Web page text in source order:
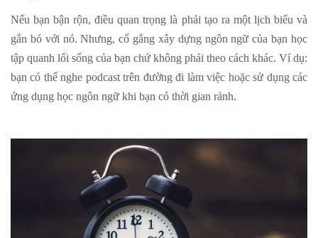
Nếu bạn bận rộn, điều quan trọng là phải tạo ra một lịch biểu và
gắn bó với nó. Nhưng, cố gắng xây dựng ngôn ngữ của bạn học
tập quanh lối sống của bạn chứ không phải theo cách khác. Ví dụ:
bạn có thể nghe podcast trên đường đi làm việc hoặc sử dụng các
ứng dụng học ngôn ngữ khi bạn có thời gian rảnh.